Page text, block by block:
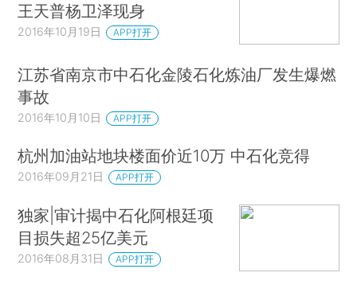
王天普杨卫泽现身
2016年10月19日 APP打开
江苏省南京市中石化金陵石化炼油厂发生爆燃
事故
2016年10月10日 APP打开
杭州加油站地块楼面价近10万 中石化竞得
2016年09月21日 APP打开
独家|审计揭中石化阿根廷项
目损失超25亿美元
2016年08月31日 APP打开